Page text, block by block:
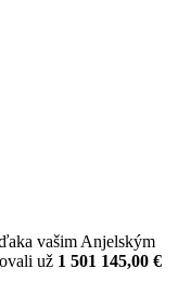
vašim Anjelským
už 1 501 145,00 €